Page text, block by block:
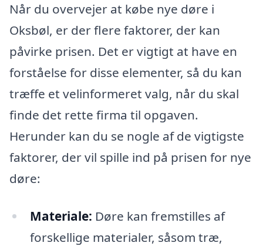
Når du overvejer at købe nye døre i
Oksbøl, er der flere faktorer, der kan
påvirke prisen. Det er vigtigt at have en
forståelse for disse elementer, så du kan
træffe et velinformeret valg, når du skal
finde det rette firma til opgaven.
Herunder kan du se nogle af de vigtigste
faktorer, der vil spille ind på prisen for nye
døre:
Materiale: Døre kan fremstilles af
forskellige materialer, såsom træ,